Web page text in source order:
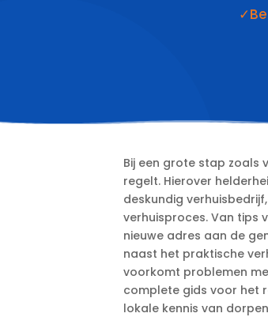
Bij een grote stap zoals
regelt.​ Hierover
deskundig
verhuisproces.​ Van tips
nieuwe adres aan de
naast het praktische
voorkomt problemen
complete gids voor het
lokale kennis van